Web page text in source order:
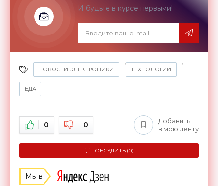
И будьте в курсе первыми!
НОВОСТИ ЭЛЕКТРОНИКИ
,
ТЕХНОЛОГИИ
,
ЕДА
0 0
Добавить
в мою ленту
ОБСУДИТЬ (0)
Мы в